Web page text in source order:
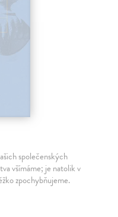
společenských
všímáme; je natolik v
zpochybňujeme.